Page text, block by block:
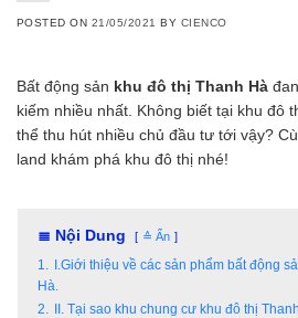
POSTED ON 21/05/2021 BY CIENCO
Bất động sản khu đô thị Thanh Hà
kiếm nhiều nhất. Không biết tại khu đô
thể thu hút nhiều chủ đầu tư tới vậy?
land khám phá khu đô thị nhé!
≣ Nội Dung ≙ Ẩn
1.
I.Giới thiệu về các sản phẩm bất động
Hà.
2.
II. Tại sao khu chung cư khu đô thị